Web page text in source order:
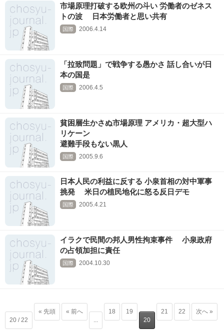
市場原理打破する欧州の斗い 労働者のゼネス
トの波 日本労働者と思い共有
国際 2006.4.14
「拉致問題」で戦争する愚かさ 話し合いが日
本の国是
国際 2006.4.5
貧困層生かさぬ市場原理 アメリカ・超大型ハ
リケーン
避難手段もない黒人
国際 2005.9.6
日本人民の利益に反する 小泉首相の対中軍事
挑発 米日の植民地化に怒る反日デモ
国際 2005.4.21
イラクで民間の邦人男性拘束事件 小泉政府
の占領加担に責任
国際 2004.10.30
20 / 22
« 先頭
« 前へ
...
18
19
20
21 22 次へ »